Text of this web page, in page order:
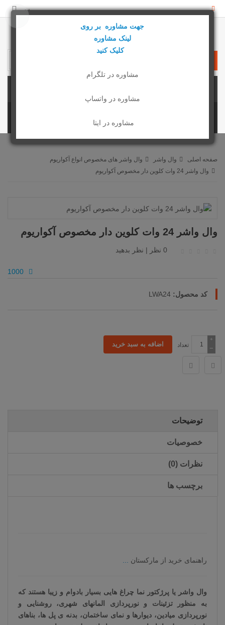
بیشتر
جهت مشاوره بر روی
لینک مشاوره
کلیک کنید
مشاوره در تلگرام
مشاوره در واتساپ
مشاوره در ایتا
صفحه اصلی وال واشر
وال واشر های مخصوص انواع آکواریوم
وال واشر 24 وات کلوین دار مخصوص آکواریوم
وال واشر 24 وات کلوین دار مخصوص آکواریوم
0 نظر | نظر بدهید
1000
کد محصول:
تعداد −
+
توضیحات
خصوصیات
نظرات (0)
برچسب ها
راهنمای خرید از مارکستان
وال واشر یا پرژکتور نما چراغ هایی بسیار بادوام و زیبا هستند که
به منظور تزئینات و نورپردازی المانهای شهری، روشنایی و
نورپردازی میادین، دیوارها و نمای ساختمان، بدنه ی پل ها، بناهای